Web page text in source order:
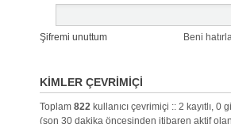
Şifremi unuttum Beni
KIMLER ÇEVRIMIÇI
Toplam 822kullanıcı çevrimiçi :: 2 kayıtlı, 0
(son 30 dakika öncesinden itibaren aktif olan